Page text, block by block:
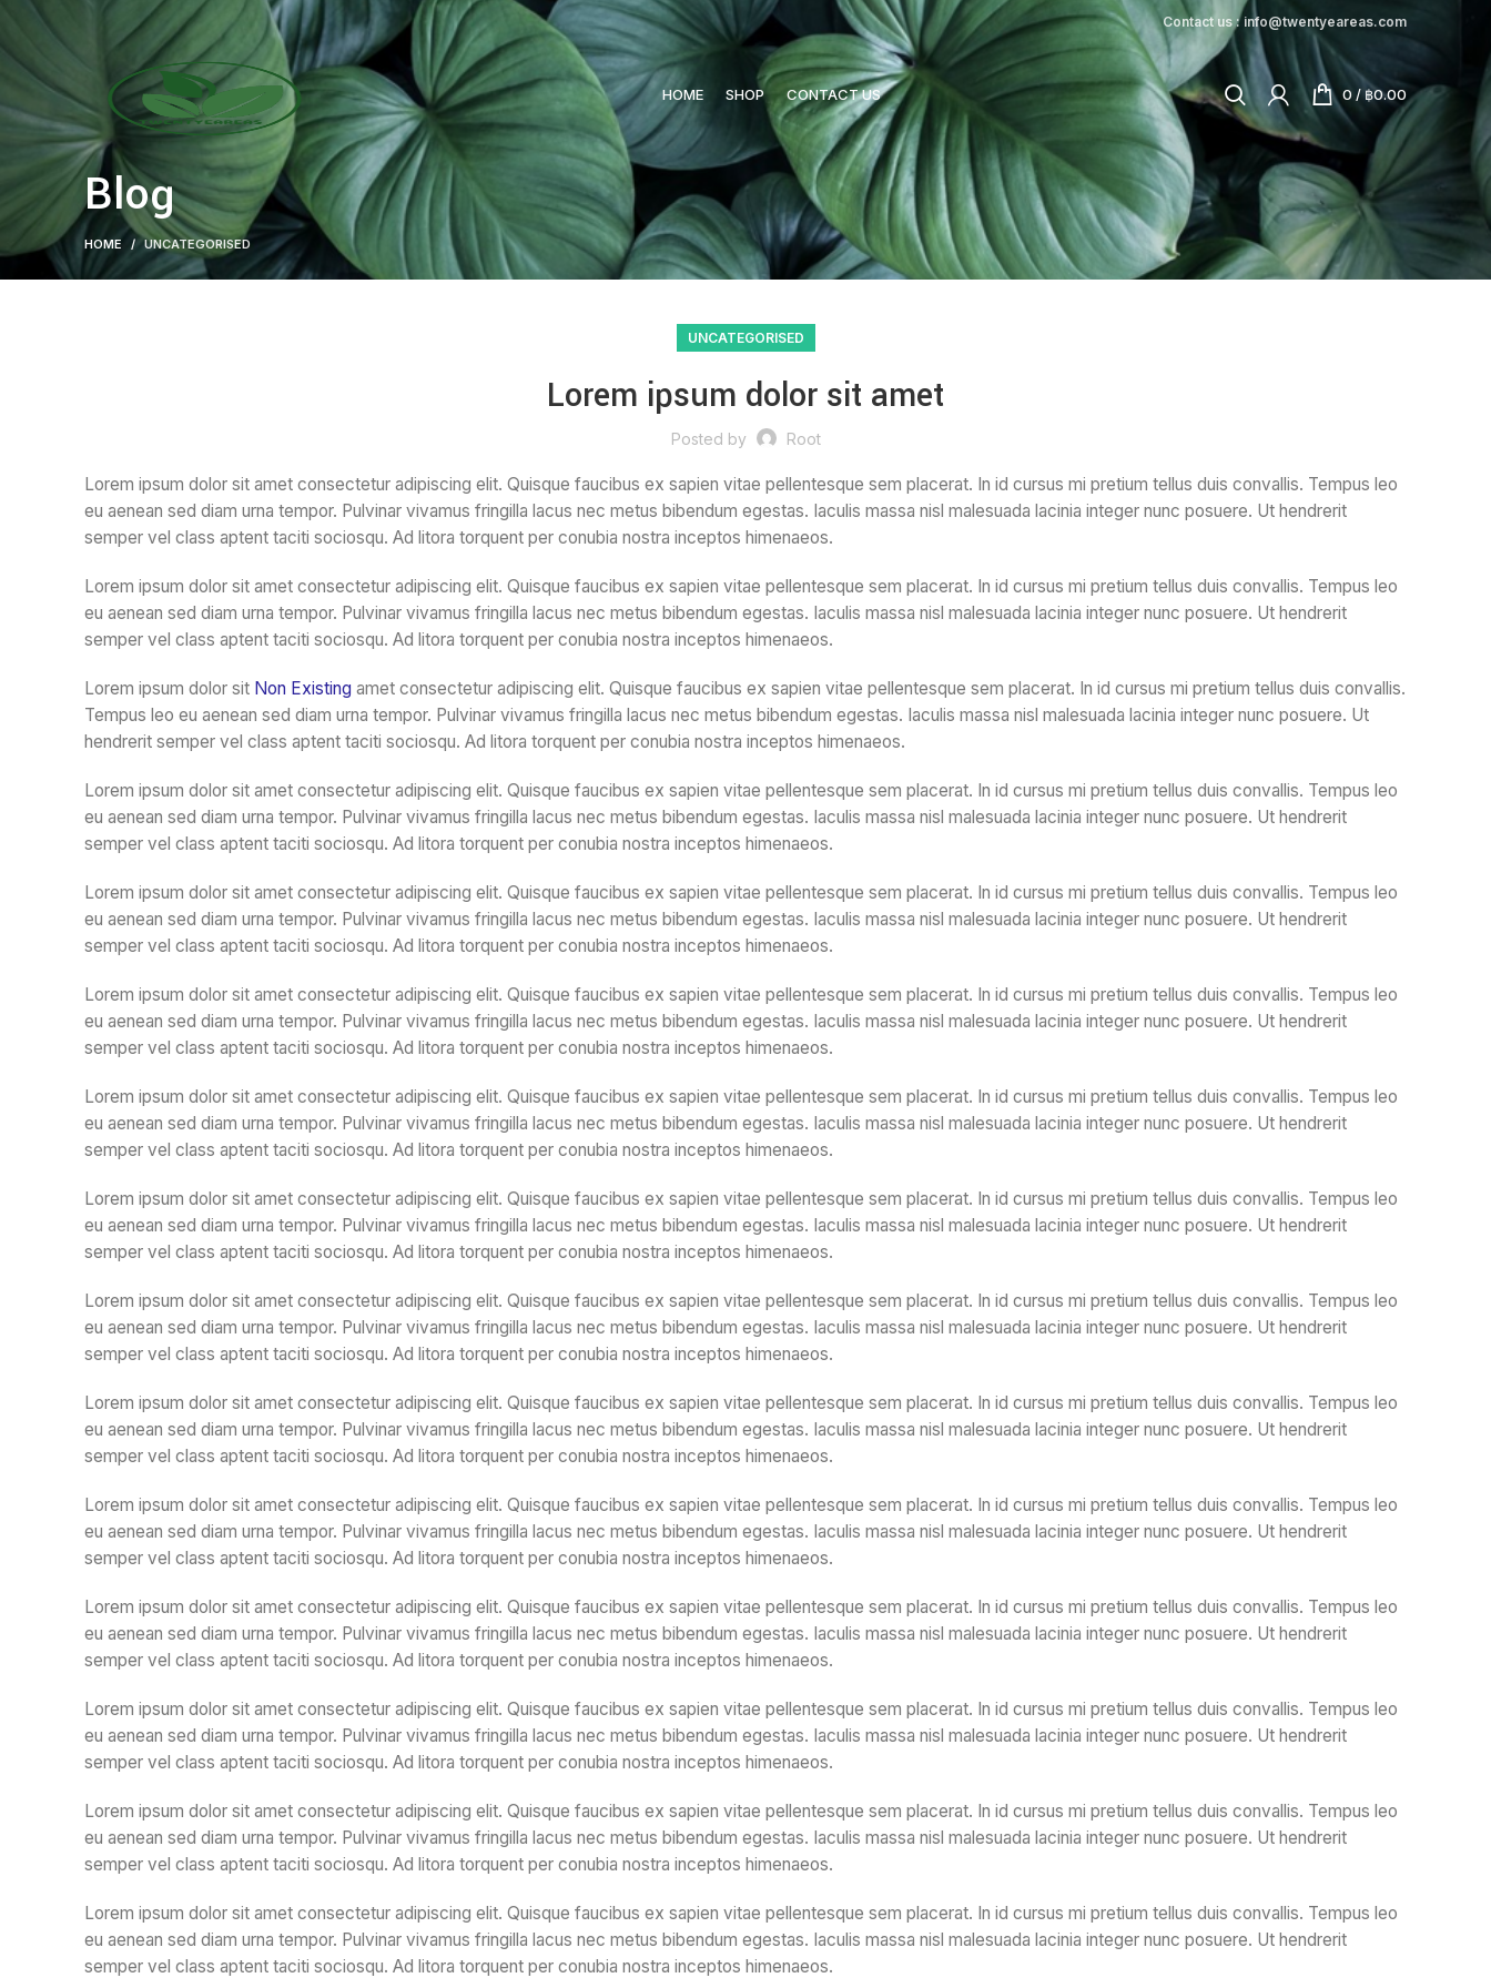
Contact us : info@twentyeareas.com
HOME SHOP CONTACT US 0 /฿0.00
Blog
HOME UNCATEGORISED
UNCATEGORISED
Lorem ipsum dolor sit amet
Posted by Root
Lorem ipsum dolor sit amet consectetur adipiscing elit. Quisque faucibus ex sapien vitae pellentesque sem placerat. In id cursus mi pretium tellus duis convallis. Tempus leo
eu aenean sed diam urna tempor. Pulvinar vivamus fringilla lacus nec metus bibendum egestas. Iaculis massa nisl malesuada lacinia integer nunc posuere. Ut hendrerit
semper vel class aptent taciti sociosqu. Ad litora torquent per conubia nostra inceptos himenaeos.
Lorem ipsum dolor sit amet consectetur adipiscing elit. Quisque faucibus ex sapien vitae pellentesque sem placerat. In id cursus mi pretium tellus duis convallis. Tempus leo
eu aenean sed diam urna tempor. Pulvinar vivamus fringilla lacus nec metus bibendum egestas. Iaculis massa nisl malesuada lacinia integer nunc posuere. Ut hendrerit
semper vel class aptent taciti sociosqu. Ad litora torquent per conubia nostra inceptos himenaeos.
Lorem ipsum dolor sit Non Existing amet consectetur adipiscing elit. Quisque faucibus ex sapien vitae pellentesque sem placerat. In id cursus mi pretium tellus duis convallis.
Tempus leo eu aenean sed diam urna tempor. Pulvinar vivamus fringilla lacus nec metus bibendum egestas. Iaculis massa nisl malesuada lacinia integer nunc posuere. Ut
hendrerit semper vel class aptent taciti sociosqu. Ad litora torquent per conubia nostra inceptos himenaeos.
Lorem ipsum dolor sit amet consectetur adipiscing elit. Quisque faucibus ex sapien vitae pellentesque sem placerat. In id cursus mi pretium tellus duis convallis. Tempus leo
eu aenean sed diam urna tempor. Pulvinar vivamus fringilla lacus nec metus bibendum egestas. Iaculis massa nisl malesuada lacinia integer nunc posuere. Ut hendrerit
semper vel class aptent taciti sociosqu. Ad litora torquent per conubia nostra inceptos himenaeos.
Lorem ipsum dolor sit amet consectetur adipiscing elit. Quisque faucibus ex sapien vitae pellentesque sem placerat. In id cursus mi pretium tellus duis convallis. Tempus leo
eu aenean sed diam urna tempor. Pulvinar vivamus fringilla lacus nec metus bibendum egestas. Iaculis massa nisl malesuada lacinia integer nunc posuere. Ut hendrerit
semper vel class aptent taciti sociosqu. Ad litora torquent per conubia nostra inceptos himenaeos.
Lorem ipsum dolor sit amet consectetur adipiscing elit. Quisque faucibus ex sapien vitae pellentesque sem placerat. In id cursus mi pretium tellus duis convallis. Tempus leo
eu aenean sed diam urna tempor. Pulvinar vivamus fringilla lacus nec metus bibendum egestas. Iaculis massa nisl malesuada lacinia integer nunc posuere. Ut hendrerit
semper vel class aptent taciti sociosqu. Ad litora torquent per conubia nostra inceptos himenaeos.
Lorem ipsum dolor sit amet consectetur adipiscing elit. Quisque faucibus ex sapien vitae pellentesque sem placerat. In id cursus mi pretium tellus duis convallis. Tempus leo
eu aenean sed diam urna tempor. Pulvinar vivamus fringilla lacus nec metus bibendum egestas. Iaculis massa nisl malesuada lacinia integer nunc posuere. Ut hendrerit
semper vel class aptent taciti sociosqu. Ad litora torquent per conubia nostra inceptos himenaeos.
Lorem ipsum dolor sit amet consectetur adipiscing elit. Quisque faucibus ex sapien vitae pellentesque sem placerat. In id cursus mi pretium tellus duis convallis. Tempus leo
eu aenean sed diam urna tempor. Pulvinar vivamus fringilla lacus nec metus bibendum egestas. Iaculis massa nisl malesuada lacinia integer nunc posuere. Ut hendrerit
semper vel class aptent taciti sociosqu. Ad litora torquent per conubia nostra inceptos himenaeos.
Lorem ipsum dolor sit amet consectetur adipiscing elit. Quisque faucibus ex sapien vitae pellentesque sem placerat. In id cursus mi pretium tellus duis convallis. Tempus leo
eu aenean sed diam urna tempor. Pulvinar vivamus fringilla lacus nec metus bibendum egestas. Iaculis massa nisl malesuada lacinia integer nunc posuere. Ut hendrerit
semper vel class aptent taciti sociosqu. Ad litora torquent per conubia nostra inceptos himenaeos.
Lorem ipsum dolor sit amet consectetur adipiscing elit. Quisque faucibus ex sapien vitae pellentesque sem placerat. In id cursus mi pretium tellus duis convallis. Tempus leo
eu aenean sed diam urna tempor. Pulvinar vivamus fringilla lacus nec metus bibendum egestas. Iaculis massa nisl malesuada lacinia integer nunc posuere. Ut hendrerit
semper vel class aptent taciti sociosqu. Ad litora torquent per conubia nostra inceptos himenaeos.
Lorem ipsum dolor sit amet consectetur adipiscing elit. Quisque faucibus ex sapien vitae pellentesque sem placerat. In id cursus mi pretium tellus duis convallis. Tempus leo
eu aenean sed diam urna tempor. Pulvinar vivamus fringilla lacus nec metus bibendum egestas. Iaculis massa nisl malesuada lacinia integer nunc posuere. Ut hendrerit
semper vel class aptent taciti sociosqu. Ad litora torquent per conubia nostra inceptos himenaeos.
Lorem ipsum dolor sit amet consectetur adipiscing elit. Quisque faucibus ex sapien vitae pellentesque sem placerat. In id cursus mi pretium tellus duis convallis. Tempus leo
eu aenean sed diam urna tempor. Pulvinar vivamus fringilla lacus nec metus bibendum egestas. Iaculis massa nisl malesuada lacinia integer nunc posuere. Ut hendrerit
semper vel class aptent taciti sociosqu. Ad litora torquent per conubia nostra inceptos himenaeos.
Lorem ipsum dolor sit amet consectetur adipiscing elit. Quisque faucibus ex sapien vitae pellentesque sem placerat. In id cursus mi pretium tellus duis convallis. Tempus leo
eu aenean sed diam urna tempor. Pulvinar vivamus fringilla lacus nec metus bibendum egestas. Iaculis massa nisl malesuada lacinia integer nunc posuere. Ut hendrerit
semper vel class aptent taciti sociosqu. Ad litora torquent per conubia nostra inceptos himenaeos.
Lorem ipsum dolor sit amet consectetur adipiscing elit. Quisque faucibus ex sapien vitae pellentesque sem placerat. In id cursus mi pretium tellus duis convallis. Tempus leo
eu aenean sed diam urna tempor. Pulvinar vivamus fringilla lacus nec metus bibendum egestas. Iaculis massa nisl malesuada lacinia integer nunc posuere. Ut hendrerit
semper vel class aptent taciti sociosqu. Ad litora torquent per conubia nostra inceptos himenaeos.
Lorem ipsum dolor sit amet consectetur adipiscing elit. Quisque faucibus ex sapien vitae pellentesque sem placerat. In id cursus mi pretium tellus duis convallis. Tempus leo
eu aenean sed diam urna tempor. Pulvinar vivamus fringilla lacus nec metus bibendum egestas. Iaculis massa nisl malesuada lacinia integer nunc posuere. Ut hendrerit
semper vel class aptent taciti sociosqu. Ad litora torquent per conubia nostra inceptos himenaeos.